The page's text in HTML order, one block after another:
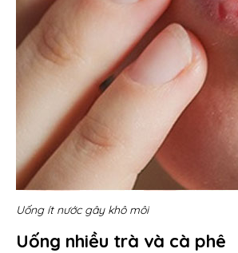
Uống ít nước gây khô môi
Uống nhiều trà và cà phê